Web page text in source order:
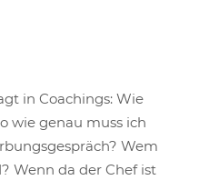
in Coachings: Wie
wie genau muss ich
Wem
Wenn da der Chef ist